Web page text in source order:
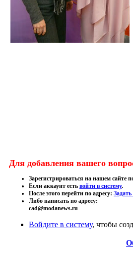
Для добавления вашего
Зарегистрироваться на нашем сайте
Если аккаунт есть войти в систему.
После этого перейти по адресу:
Либо написать по адресу:
cad@modanews.ru
Войдите в систему, чтобы